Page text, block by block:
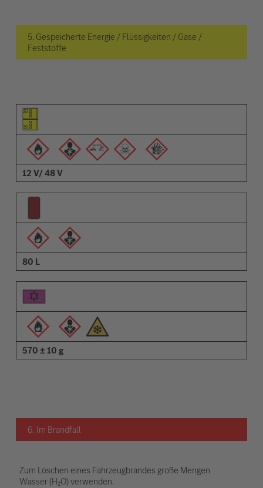
5. Gespeicherte Energie / Flüssigkeiten / Gase /
Feststoffe
Piktogramm des Elements
Pictrogramme der Warnungen
Beschreibung
12 V/ 48 V
80 L
570 ± 10 g
6. Im Brandfall
Zum Löschen eines Fahrzeugbrandes große Mengen
Wasser (H₂O) verwenden.